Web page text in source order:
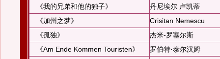
《我的兄弟和他的独子》
丹尼埃尔 卢凯蒂
《加州之梦》
Crisitan Nemescu
《孤独》
杰米-罗塞尔斯
《Am Ende Kommen Touristen》
罗伯特·泰尔汉姆